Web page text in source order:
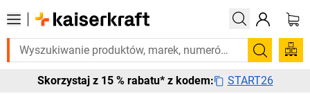
pilnie? Wybrane bestsellery dostarczamy w ciągu 2-3 dni
Szukaj
Skorzystaj z 15 % rabatu* z kodem: START26